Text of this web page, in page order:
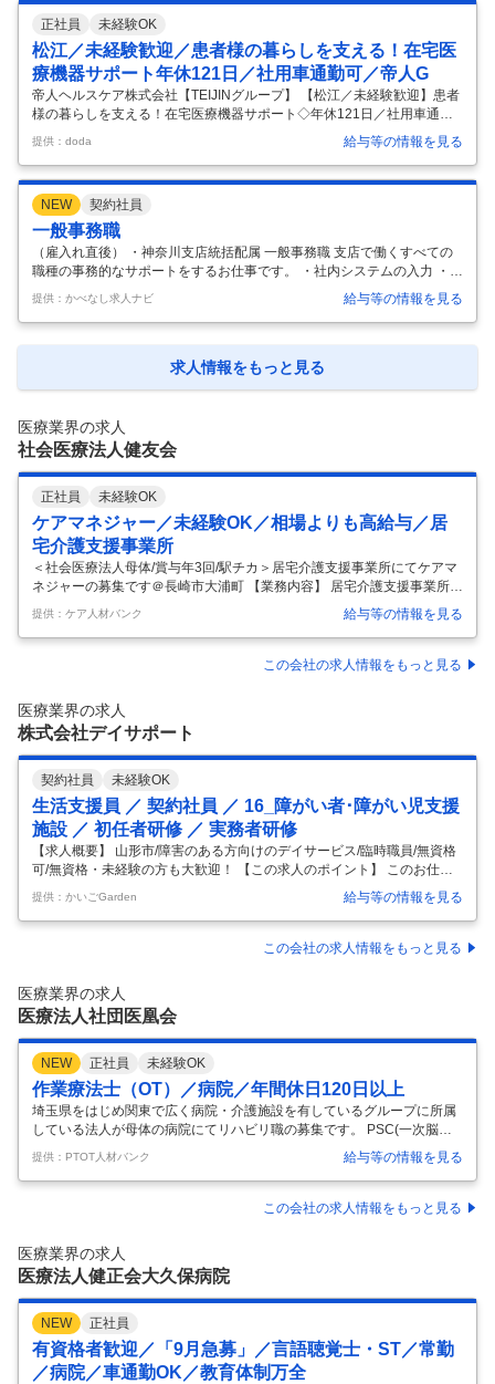
の帝人グループ／将来性・安定性・社会貢献性◎ 「医療って難しそ
う…」と感じる方もご安心ください。未経験からスタートした方も多数
活躍しております！ 患者様のご自宅での機器設置やフォローを通じて、
感謝されるお仕事です ■お仕事内容 患者様宅への在宅医療機…
正社員 未経験OK
松江／未経験歓迎／患者様の暮らしを支える！在宅医
療機器サポート年休121日／社用車通勤可／帝人G
帝人ヘルスケア株式会社【TEIJINグループ】 【松江／未経験歓迎】患者
様の暮らしを支える！在宅医療機器サポート◇年休121日／社用車通勤
可／帝人G 【仕事内容】 【松江／未経験歓迎】患者様の暮らしを支え
る！在宅医療機器サポート◇年休121日／社用車通勤可／帝人G 【具体
的な仕事内容】 ★患者様の暮らしを支える！在宅医療機器サポートスタ
ッフ募集★ 「医療って難しそう…」と思ったあなたも大丈夫♪ 未経験か
らスタートした先輩も多数活躍中！ 患者様のご自宅での機器設置やフォ
ローを通じて、感謝されるお仕事です★ ■お仕事内容 患者様宅へ在宅医
療機器の納入・使用方法説明・導入後の機器のアフターフォローな…
提供：doda 給与等の情報を見る
NEW 契約社員
一般事務職
（雇入れ直後） ・神奈川支店統括配属 一般事務職 支店で働くすべての
職種の事務的なサポートをするお仕事です。 ・社内システムの入力 ・会
計伝票の入力 ・社内文書の作成・管理・保管 ・郵便物の発送対応・収受
・事務用品の管理 ・福利厚生関係事務 ・電話 ・来客対応 など （変更の
範囲）会社の定める業務…
提供：かべなし求人ナビ 給与等の情報を見る
求人情報をもっと見る
医療業界の求人
社会医療法人健友会
正社員 未経験OK
ケアマネジャー／未経験OK／相場よりも高給与／居
宅介護支援事業所
＜社会医療法人母体/賞与年3回/駅チカ＞居宅介護支援事業所にてケアマ
ネジャーの募集です＠長崎市大浦町 【業務内容】 居宅介護支援事業所に
おけるケアマネジャー業務全般 ・居宅サービス計画作成、利用者宅訪問
・介護、福祉に関する相談業務 ・サービス事業所、行政、主治医等との
連絡相談 ※訪問は原付、または公用車になります 【応募条件】 介護支
援専門員 普通自動車運転免許（AT限定可）又は原動機付自転車免許
すめポイント】 【法人概要・拠点】 ・創立から約半世紀、被爆者や障害
者の医療、労災職業病、保健予防・健康づくり活動、生活習慣病
提供：ケア人材バンク 給与等の情報を見る
この会社の求人情報をもっと見る
医療業界の求人
株式会社デイサポート
契約社員 未経験OK
生活支援員 ／ 契約社員 ／ 16_障がい者･障がい児支援
施設 ／ 初任者研修 ／ 実務者研修
【求人概要】 山形市/障害のある方向けのデイサービス/臨時職員/無資格
可/無資格・未経験の方も大歓迎！ 【この求人のポイント】 このお仕事
はツクイスタッフが運営する「かいごGarden」からのご紹介です。キャ
リアアドバイザーがあなたの希望に沿ったお仕事を紹介します。完全無
料なのでお気軽にご相談ください。 【職場の情報・おすすめポイント】
障害のある方向けのデイサービスの生活支援員・臨時職員求人です。
作活動や体を動かす活動などのサポートを行って頂きます。 ・資格や経
験は問いません！無資格・未経験の方も歓迎！丁寧に指導いたします。
…
提供：かいごGarden 給与等の情報を見る
この会社の求人情報をもっと見る
医療業界の求人
医療法人社団医凰会
NEW 正社員 未経験OK
作業療法士（OT）／病院／年間休日120日以上
埼玉県をはじめ関東で広く病院・介護施設を有しているグループに所属
している法人が母体の病院にてリハビリ職の募集です。 PSC(一次脳卒
中センター)の認定もされており、最新の機器や訓練用プールといった設
備が充実しております！ ◆アットホームな環境◆リハビリ職複数在籍◆
年間休日120日以上◆ 【給与】 【常勤】 月給:205,800円-254,000円 [内
訳] 基本給 185,800円-234,000円 資格手当 10,000円 調整手当 10,000円
23年より新しいリハビリ室が完成 ・「医療」「看護」「
提供：PTOT人材バンク 給与等の情報を見る
この会社の求人情報をもっと見る
医療業界の求人
医療法人健正会大久保病院
NEW 正社員
有資格者歓迎／「9月急募」／言語聴覚士・ST／常勤
／病院／車通勤OK／教育体制万全